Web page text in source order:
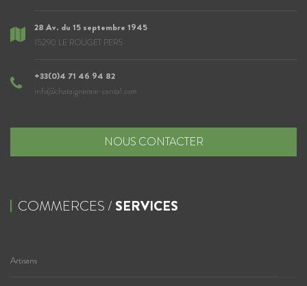
28 Av. du 15 septembre 1945
15290 LE ROUGET PERS
+33(0)4 71 46 94 82
info@chataigneraie-cantal.com
NOUS CONTACTER
COMMERCES / SERVICES
Artisans